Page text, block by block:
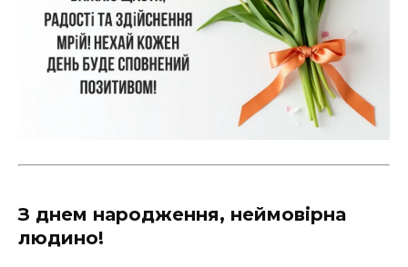
З днем народження, неймовірна
людино!